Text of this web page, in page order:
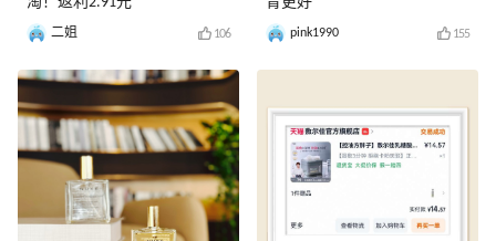
二姐 106 pink1990 155